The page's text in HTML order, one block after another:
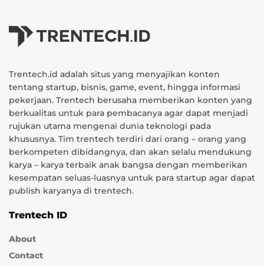
Trentech.id adalah situs yang menyajikan konten
tentang startup, bisnis, game, event, hingga informasi
pekerjaan. Trentech berusaha memberikan konten yang
berkualitas untuk para pembacanya agar dapat menjadi
rujukan utama mengenai dunia teknologi pada
khususnya. Tim trentech terdiri dari orang – orang yang
berkompeten dibidangnya, dan akan selalu mendukung
karya – karya terbaik anak bangsa dengan memberikan
kesempatan seluas-luasnya untuk para startup agar dapat
publish karyanya di trentech.
Trentech ID
About
Contact